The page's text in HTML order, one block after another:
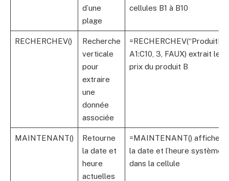
d’une
plage
cellules B1 à B10
RECHERCHEV()
Recherche
verticale
pour
extraire
une
donnée
associée
=RECHERCHEV(“ProduitB”,
A1:C10, 3, FAUX) extrait le
prix du produit B
MAINTENANT()
Retourne
la date et
heure
actuelles
=MAINTENANT() affiche
la date et l’heure système
dans la cellule